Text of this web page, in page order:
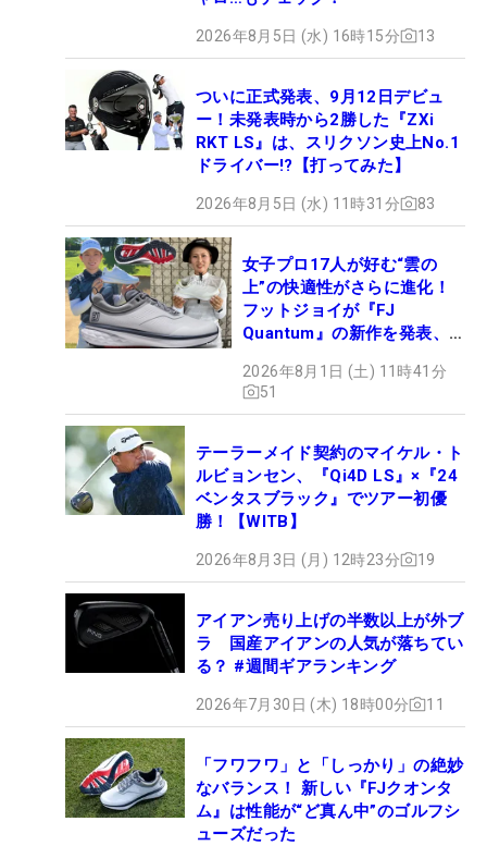
2026年8月5日 (水) 16時15分 13
ついに正式発表、9月12日デビュ
ー！未発表時から2勝した『ZXi
RKT LS』は、スリクソン史上No.1
ドライバー!?【打ってみた】
2026年8月5日 (水) 11時31分 83
女子プロ17人が好む“雲の
上”の快適性がさらに進化！
フットジョイが『FJ
Quantum』の新作を発表、8
2026年8月1日 (土) 11時41分
51
テーラーメイド契約のマイケル・ト
ルビョンセン、『Qi4D LS』×『24
ベンタスブラック』でツアー初優
勝！【WITB】
2026年8月3日 (月) 12時23分 19
アイアン売り上げの半数以上が外ブ
ラ 国産アイアンの人気が落ちてい
る？ #週間ギアランキング
2026年7月30日 (木) 18時00分 11
「フワフワ」と「しっかり」の絶妙
なバランス！ 新しい『FJクオンタ
ム』は性能が“ど真ん中”のゴルフシ
ューズだった